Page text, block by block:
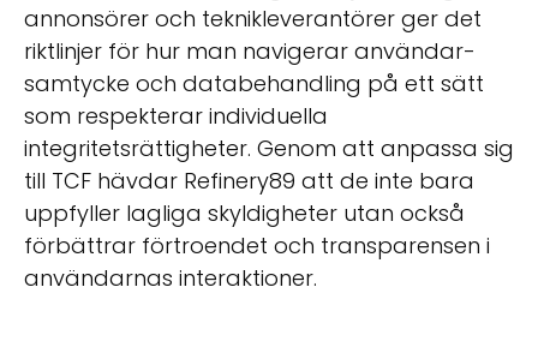
annonsörer och teknikleverantörer ger det
riktlinjer för hur man navigerar användar­
samtycke och databehandling på ett sätt
som respekterar individuella
integritetsrättigheter. Genom att anpassa sig
till TCF hävdar Refinery89 att de inte bara
uppfyller lagliga skyldigheter utan också
förbättrar förtroendet och transparensen i
användarnas interaktioner.